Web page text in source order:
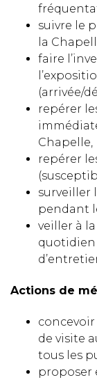
suivre le
la
faire
(arrivée/
repérer
Chapelle,
repérer
surveiller
pendant
veiller à
quotidien
Actions de
de visite
tous les
proposer